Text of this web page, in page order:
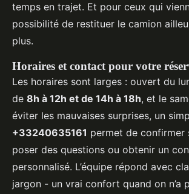
temps en trajet. Et pour ceux qui
possibilité de restituer le camion
plus.
Horaires et contact pour votre
Les horaires sont larges : ouvert du
de 8h à 12h et de 14h à 18h, et le
éviter les mauvaises surprises, un
+33240635161 permet de confirmer
poser des questions ou obtenir un
personnalisé. L’équipe répond avec
jargon - un vrai confort quand on n’a